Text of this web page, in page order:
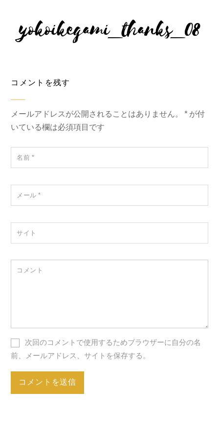
yokoikegami_thanks_08
コメントを残す
メールアドレスが公開されることはありません。 * が付
いている欄は必須項目です
名前 *
メール*
サイト
コメント
次回のコメントで使用するためブラウザーに自分の名
前、メールアドレス、サイトを保存する。